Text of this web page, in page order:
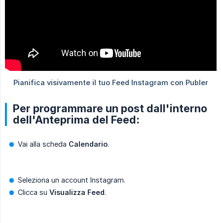
Per programmare un post dall'interno
dell'Anteprima del Feed:
Vai alla scheda Calendario.
Seleziona un account Instagram.
Clicca su Visualizza Feed.